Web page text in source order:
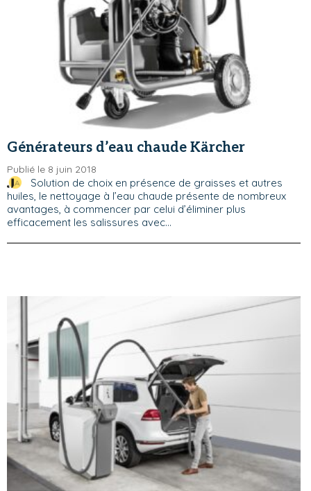
Générateurs d’eau chaude Kärcher
Publié le 8 juin 2018
Solution de choix en présence de graisses et autres
huiles, le nettoyage à l’eau chaude présente de nombreux
avantages, à commencer par celui d’éliminer plus
efficacement les salissures avec...